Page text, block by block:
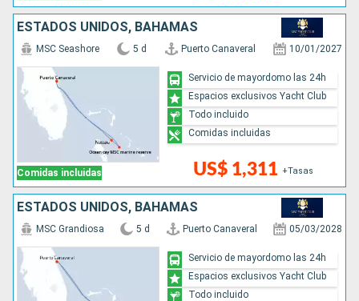
ESTADOS UNIDOS, BAHAMAS
Comidas incluidas
MSC Seashore 5 d Puerto Canaveral 10/01/2027
US$ 1,311 +Tasas
Servicio de mayordomo las 24h
Espacios exclusivos Yacht Club
Todo incluido
Comidas incluidas
ESTADOS UNIDOS, BAHAMAS
MSC Grandiosa 5 d Puerto Canaveral 05/03/2028
Servicio de mayordomo las 24h
Espacios exclusivos Yacht Club
Todo incluido